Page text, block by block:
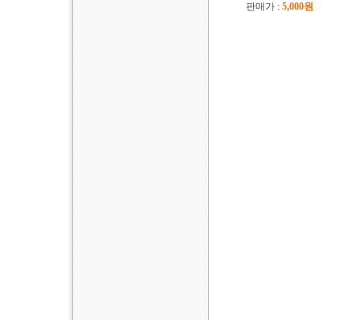
판매가 : 5,000원